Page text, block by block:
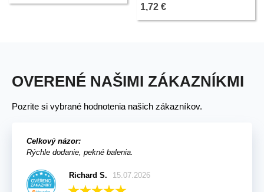
1,72 €
OVERENÉ NAŠIMI ZÁKAZNÍKMI
Pozrite si vybrané hodnotenia našich zákazníkov.
Celkový názor:
Rýchle dodanie, pekné balenia.
Richard S. 15.07.2026